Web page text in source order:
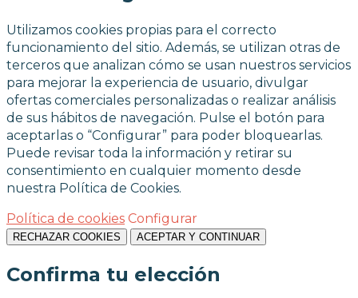
Utilizamos cookies propias para el correcto
funcionamiento del sitio. Además, se utilizan otras de
terceros que analizan cómo se usan nuestros servicios
para mejorar la experiencia de usuario, divulgar
ofertas comerciales personalizadas o realizar análisis
de sus hábitos de navegación. Pulse el botón para
aceptarlas o “Configurar” para poder bloquearlas.
Puede revisar toda la información y retirar su
consentimiento en cualquier momento desde
nuestra Política de Cookies.
Política de cookies Configurar
RECHAZAR COOKIES ACEPTAR Y CONTINUAR
Confirma tu elección